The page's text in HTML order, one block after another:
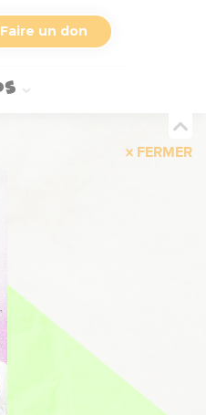
Faire un don
FERMER